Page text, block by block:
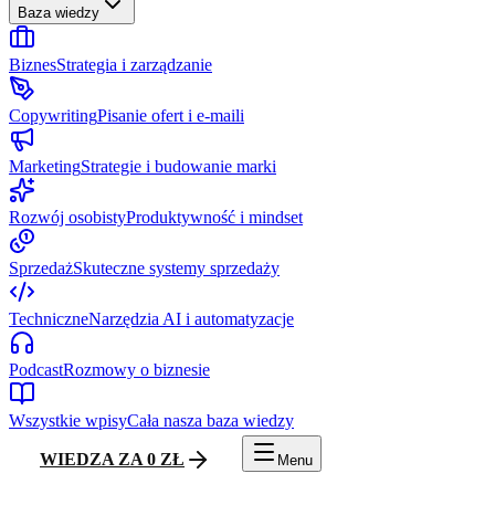
Baza wiedzy
BiznesStrategia i zarządzanie
CopywritingPisanie ofert i e-maili
MarketingStrategie i budowanie marki
Rozwój osobistyProduktywność i mindset
SprzedażSkuteczne systemy sprzedaży
TechniczneNarzędzia AI i automatyzacje
PodcastRozmowy o biznesie
Wszystkie wpisyCała nasza baza wiedzy
WIEDZA ZA 0 ZŁ Menu